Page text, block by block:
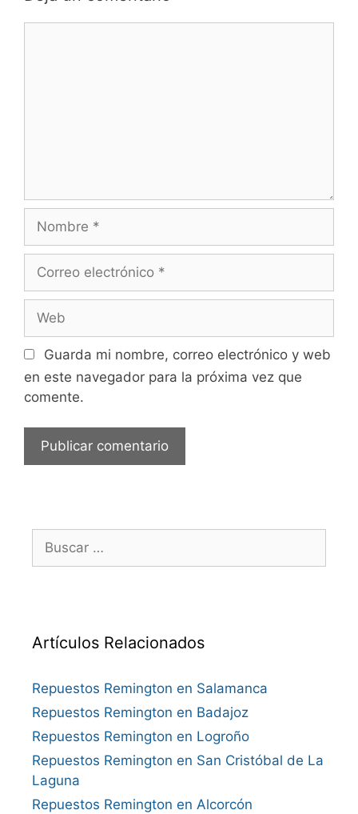
electrónico
Guarda mi nombre, correo electrónico y web
en este navegador para la próxima vez que
comente.
Buscar:
Artículos Relacionados
Repuestos Remington en Salamanca
Repuestos Remington en Badajoz
Repuestos Remington en Logroño
Repuestos Remington en San Cristóbal de La
Laguna
Repuestos Remington en Alcorcón